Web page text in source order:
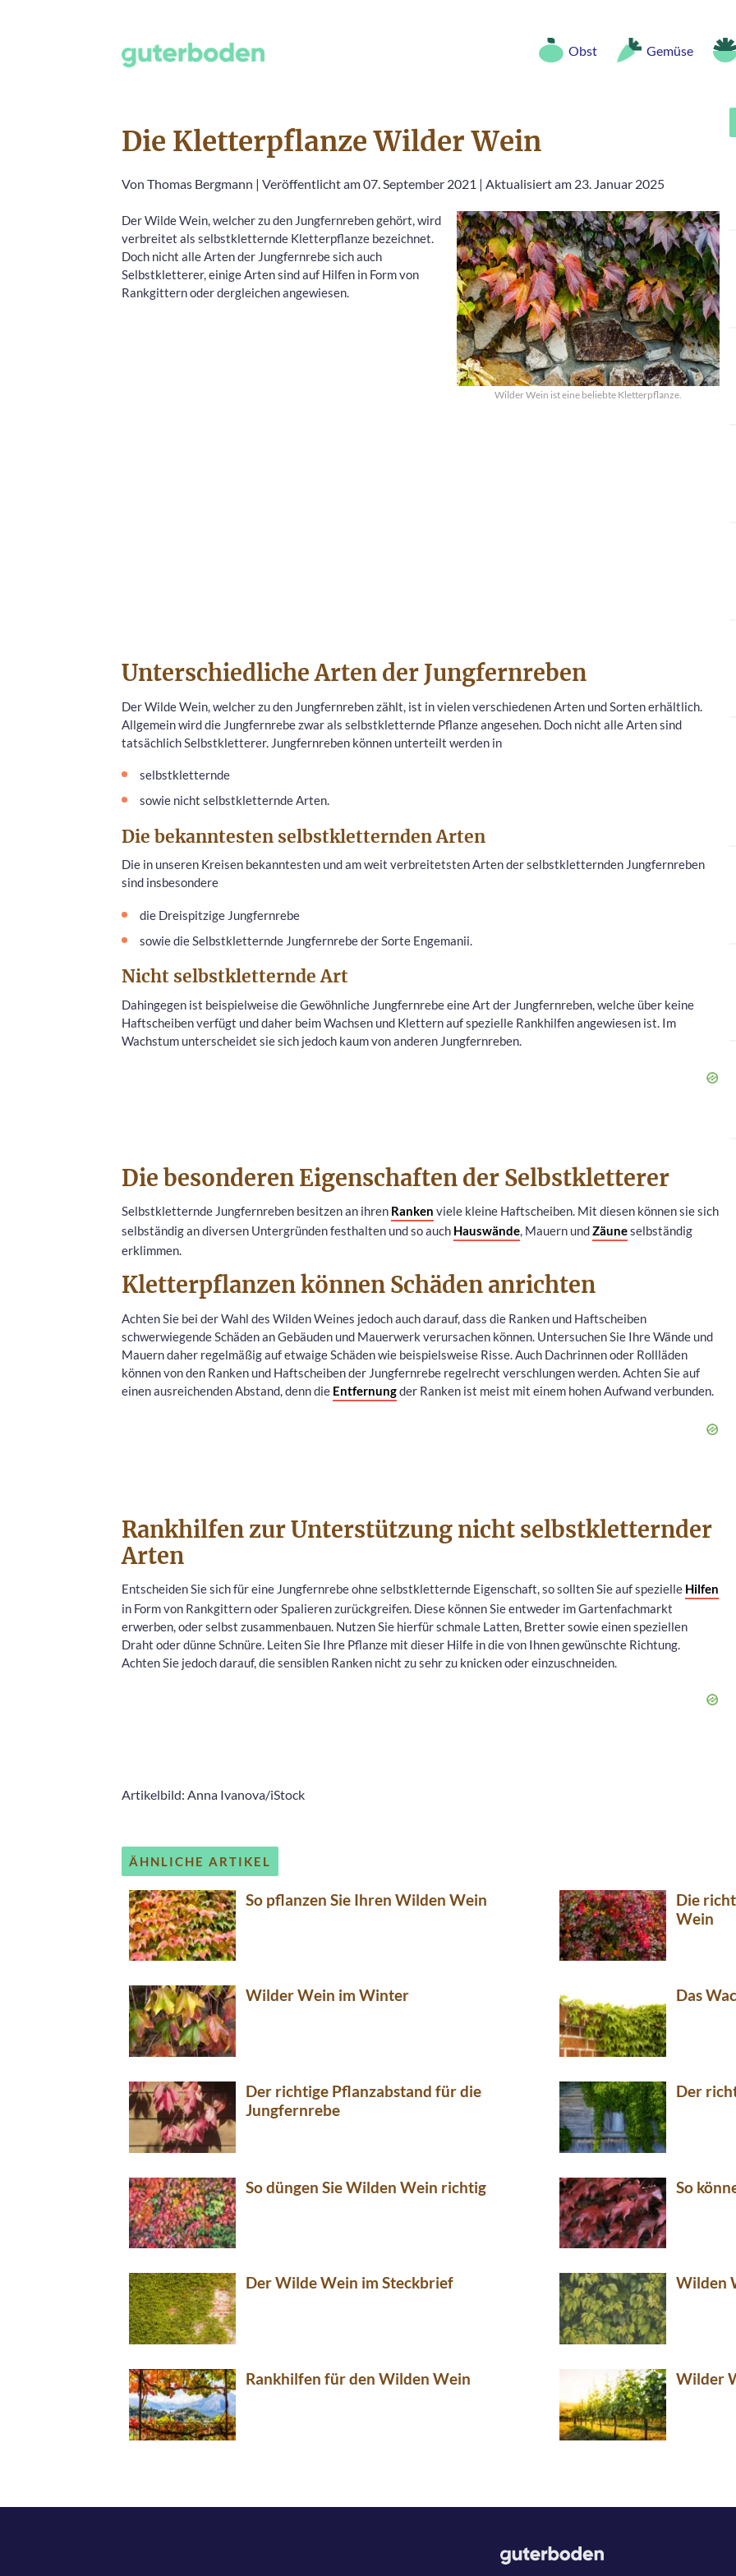
Obst Gemüse
Die Kletterpflanze Wilder Wein
Von Thomas Bergmann | Veröffentlicht am 07. September 2021 | Aktualisiert am 23. Januar 2025
Wilder Wein ist eine beliebte Kletterpflanze.
Der Wilde Wein, welcher zu den Jungfernreben gehört, wird
verbreitet als selbstkletternde Kletterpflanze bezeichnet.
Doch nicht alle Arten der Jungfernrebe sich auch
Selbstkletterer, einige Arten sind auf Hilfen in Form von
Rankgittern oder dergleichen angewiesen.
Unterschiedliche Arten der Jungfernreben
Der Wilde Wein, welcher zu den Jungfernreben zählt, ist in vielen verschiedenen Arten und Sorten erhältlich.
Allgemein wird die Jungfernrebe zwar als selbstkletternde Pflanze angesehen. Doch nicht alle Arten sind
tatsächlich Selbstkletterer. Jungfernreben können unterteilt werden in
selbstkletternde
sowie nicht selbstkletternde Arten.
Die bekanntesten selbstkletternden Arten
Die in unseren Kreisen bekanntesten und am weit verbreitetsten Arten der selbstkletternden Jungfernreben
sind insbesondere
die Dreispitzige Jungfernrebe
sowie die Selbstkletternde Jungfernrebe der Sorte Engemanii.
Nicht selbstkletternde Art
Dahingegen ist beispielweise die Gewöhnliche Jungfernrebe eine Art der Jungfernreben, welche über keine
Haftscheiben verfügt und daher beim Wachsen und Klettern auf spezielle Rankhilfen angewiesen ist. Im
Wachstum unterscheidet sie sich jedoch kaum von anderen Jungfernreben.
Die besonderen Eigenschaften der Selbstkletterer
Selbstkletternde Jungfernreben besitzen an ihren Ranken viele kleine Haftscheiben. Mit diesen können sie sich
selbständig an diversen Untergründen festhalten und so auch Hauswände, Mauern undZäuneselbständig
erklimmen.
Kletterpflanzen können Schäden anrichten
Achten Sie bei der Wahl des Wilden Weines jedoch auch darauf, dass die Ranken und Haftscheiben
schwerwiegende Schäden an Gebäuden und Mauerwerk verursachen können. Untersuchen Sie Ihre Wände und
Mauern daher regelmäßig auf etwaige Schäden wie beispielsweise Risse. Auch Dachrinnen oder Rollläden
können von den Ranken und Haftscheiben der Jungfernrebe regelrecht verschlungen werden. Achten Sie auf
einen ausreichenden Abstand, denn die Entfernungder Ranken ist meist mit einem hohen Aufwand verbunden.
Rankhilfen zur Unterstützung nicht selbstkletternder
Arten
Entscheiden Sie sich für eine Jungfernrebe ohne selbstkletternde Eigenschaft, so sollten Sie auf spezielle Hilfen
in Form von Rankgittern oder Spalieren zurückgreifen. Diese können Sie entweder im Gartenfachmarkt
erwerben, oder selbst zusammenbauen. Nutzen Sie hierfür schmale Latten, Bretter sowie einen speziellen
Draht oder dünne Schnüre. Leiten Sie Ihre Pflanze mit dieser Hilfe in die von Ihnen gewünschte Richtung.
Achten Sie jedoch darauf, die sensiblen Ranken nicht zu sehr zu knicken oder einzuschneiden.
Artikelbild: Anna Ivanova/iStock
ÄHNLICHE ARTIKEL
So pflanzen Sie Ihren Wilden Wein
Die
Wein
Wilder Wein im Winter Das
Der richtige Pflanzabstand für die
Jungfernrebe
Der
So düngen Sie Wilden Wein richtig So
Der Wilde Wein im Steckbrief Wilden
Rankhilfen für den Wilden Wein Wilder